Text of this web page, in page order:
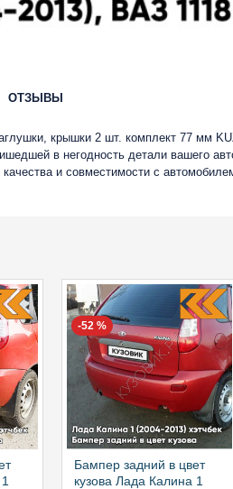
ОТЗЫВЫ
крышки 2 шт. комплект 77 мм
в негодность детали вашего
и совместимости с
-52 %
Бампер задний в цвет
кузова Лада Калина 1